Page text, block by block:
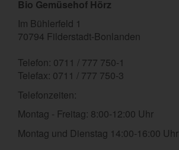
Bio Gemüsehof Hörz
Im Bühlerfeld 1
70794 Filderstadt-Bonlanden
Telefon: 0711 / 777 750-1
Telefax: 0711 / 777 750-3
Telefonzeiten:
Montag - Freitag: 8:00-12:00 Uhr
Montag und Dienstag 14:00-16:00 Uhr